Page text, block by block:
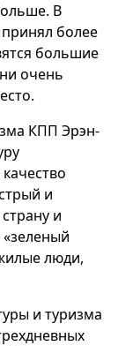
В
принял более
большие
очень
КПП Эрэн-
и
и
люди,
и туризма